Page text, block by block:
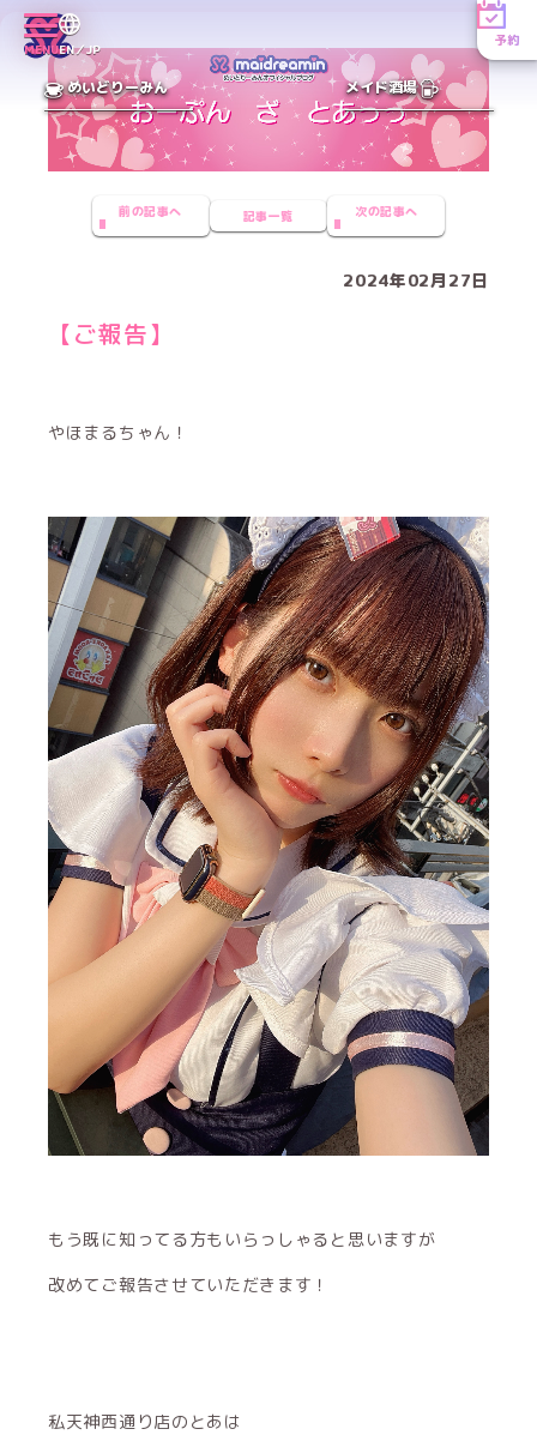
MENUEN／JP
予約
めいどりーみん メイド酒場
前の記事へ 記事一覧 次の記事へ
2024年02月27日
【ご報告】
やほまるちゃん！
もう既に知ってる方もいらっしゃると思いますが
改めてご報告させていただきます！
私天神西通り店のとあは